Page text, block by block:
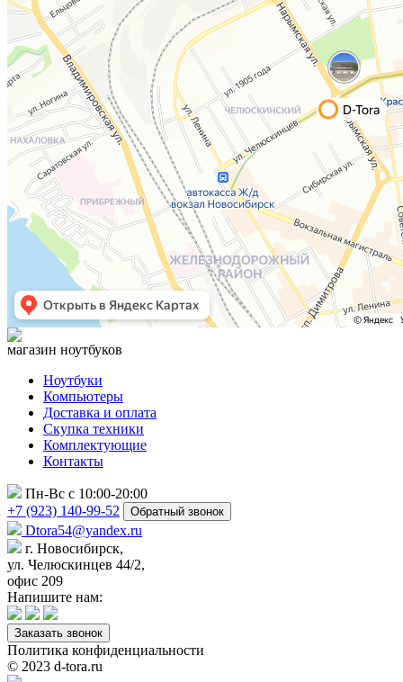
магазин ноутбуков
Ноутбуки
Компьютеры
Доставка и оплата
Скупка техники
Комплектующие
Контакты
Пн-Вс с 10:00-20:00
+7 (923) 140-99-52
Обратный звонок
Dtora54@yandex.ru
г. Новосибирск,
ул. Челюскинцев 44/2,
офис 209
Напишите нам:
Заказать звонок
Политика конфиденциальности
© 2023 d-tora.ru